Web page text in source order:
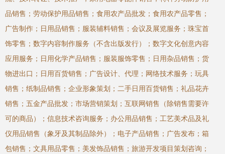
品销售；劳动保护用品销售；食用农产品批发；食用农产品零售；
广告制作；日用品销售；服装辅料销售；会议及展览服务；珠宝首
饰零售；数字内容制作服务（不含出版发行）；数字文化创意内容
应用服务；日用化学产品销售；服装服饰零售；日用杂品销售；货
物进出口；日用百货销售；广告设计、代理；网络技术服务；玩具
销售；纸制品销售；企业形象策划；二手日用百货销售；礼品花卉
销售；五金产品批发；市场营销策划；互联网销售（除销售需要许
可的商品）；信息技术咨询服务；办公用品销售；工艺美术品及礼
仪用品销售（象牙及其制品除外）；电子产品销售；广告发布；箱
包销售；文具用品零售；美发饰品销售；旅游开发项目策划咨询；